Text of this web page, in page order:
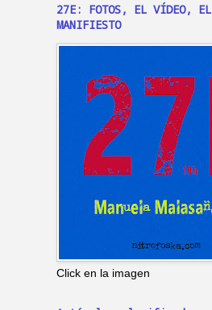
27E: FOTOS, EL VÍDEO, EL
MANIFIESTO
Click en la imagen